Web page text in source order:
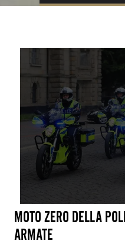
MOTO ZERO DELLA
ARMATE